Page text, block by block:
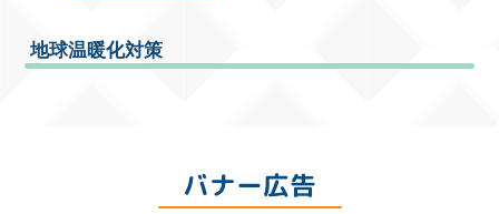
地球温暖化対策
バナー広告